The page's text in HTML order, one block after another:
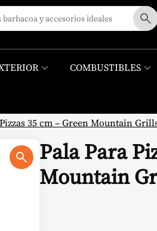
COMBUSTIBLES
35 cm – Green Mountain
Pala Para
Mountain